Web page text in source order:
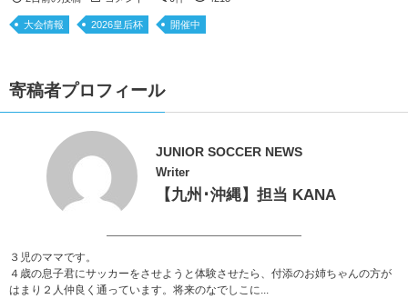
大会情報 2026皇后杯 開催中
寄稿者プロフィール
JUNIOR SOCCER NEWS
Writer
【九州･沖縄】担当 KANA
３児のママです。
４歳の息子君にサッカーをさせようと体験させたら、付添のお姉ちゃんの方が
はまり２人仲良く通っています。将来のなでしこに...